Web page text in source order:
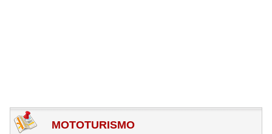
MOTOTURISMO